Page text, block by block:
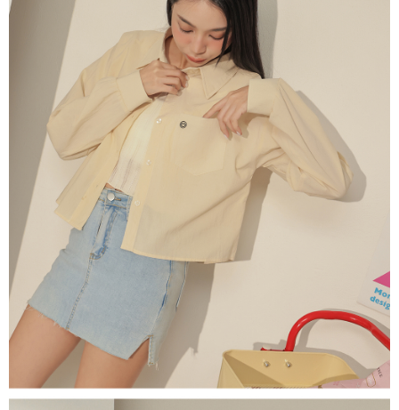
https://oppay.tw/userRule
三、利用規約「AFTEE代金後払い」（以下当サービスという）はネットプ
ロテクションズ（以下 AFTEE という）が提供し、AFTEEが代金を徴収し
ます。当サービスご利用の際に提供しなければならない個人情報（注文者
の氏名、電話番号、受取人の氏名、電話番号、受取人住所を含むがこれに
限らない）は、AFTEEに渡され当サービスで必要な範囲内で利用されま
す。AFTEEの個人情報の収集、処理、利用について、詳細はAFTEE公式ホ
ームページの『個人情報の収集、処理及び利用に関する声明』をご参照く
ださい（
https://aftee.tw/privacypolicy/ ）。
AFTEEの初回ご利用の際に、審査を通過すれば、最高額がNT$10,000にな
ります。支払い期限を過ぎた場合、その金額に基づいて年利20%の遅延滞
納金が加算されます。未成年の利用者は、事前に法定代理人または後見人
の同意を得ればAFTEEをご利用いただけます。
個人情報の処理、利用について疑問がある、または関連する法律の権利を
行使したい場合は、ネットプロテクションズ cs_tw@netprotections.co.jp
にご連絡ください。上記に示した個人情報を、必要な購入注文書とあわせ
てAFTEEにご提供いただく、またはAFTEEにあなたの個人情報の収集、処
理、利用を許可することににご同意いただけない場合は、当サービスを選
択しないでください。
配送毎にNT$100、NT$2,500以上で送料無料
國家/地區配送